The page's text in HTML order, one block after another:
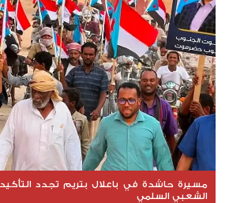
مسيرة حاشدة في باعلال بتريم تجدد
الشعبي السلمي